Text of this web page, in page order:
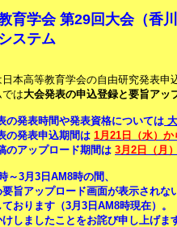
育学会 第29回大会（香
ステム
本高等教育学会の自由研究発表申
では大会発表の申込登録と要旨アッ
の発表時間や発表資格については
の発表申込期間は 1月21日（水）か
のアップロード期間は 3月2日（月
～3月3日AM8時の間、
旨アップロード画面が表示されな
おります（3月3日AM8時現在）。
しましたことをお詫び申し上げま